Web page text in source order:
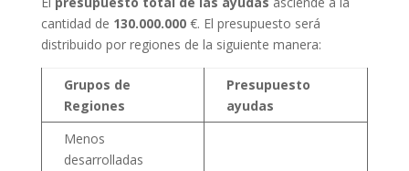
cantidad de 130.000.000 €. El presupuesto será
distribuido por regiones de la siguiente manera:
Grupos de
Regiones
Presupuesto
ayudas
Menos
desarrolladas